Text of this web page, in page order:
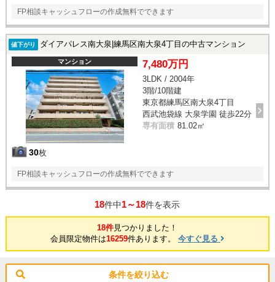
FP相談キャッシュフローの作成無料でできます
値下がり ダイアパレス南大泉|練馬区南大泉4丁目の中古マンション
マンション
30枚
7,480万円
3LDK / 2004年
3階/10階建
東京都練馬区南大泉4丁目
西武池袋線 大泉学園 徒歩22分
専有面積 81.02㎡
FP相談キャッシュフローの作成無料でできます
18件中1～18件を表示
18件見つかりました！
会員限定物件は16259件あります。 今すぐ見る
条件を絞り込む